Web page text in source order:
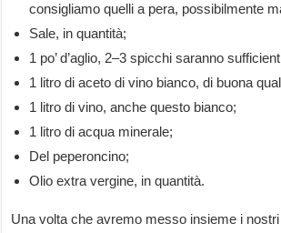
consigliamo quelli a pera, possibilmente
Sale, in quantità;
1 po’ d’aglio, 2–3 spicchi saranno
1 litro di aceto di vino bianco, di buona
1 litro di vino, anche questo bianco;
1 litro di acqua minerale;
Del peperoncino;
Olio extra vergine, in quantità.
Una volta che avremo messo insieme i nostri